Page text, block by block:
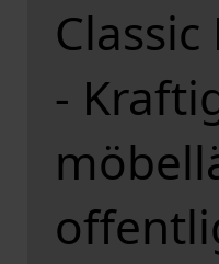
-